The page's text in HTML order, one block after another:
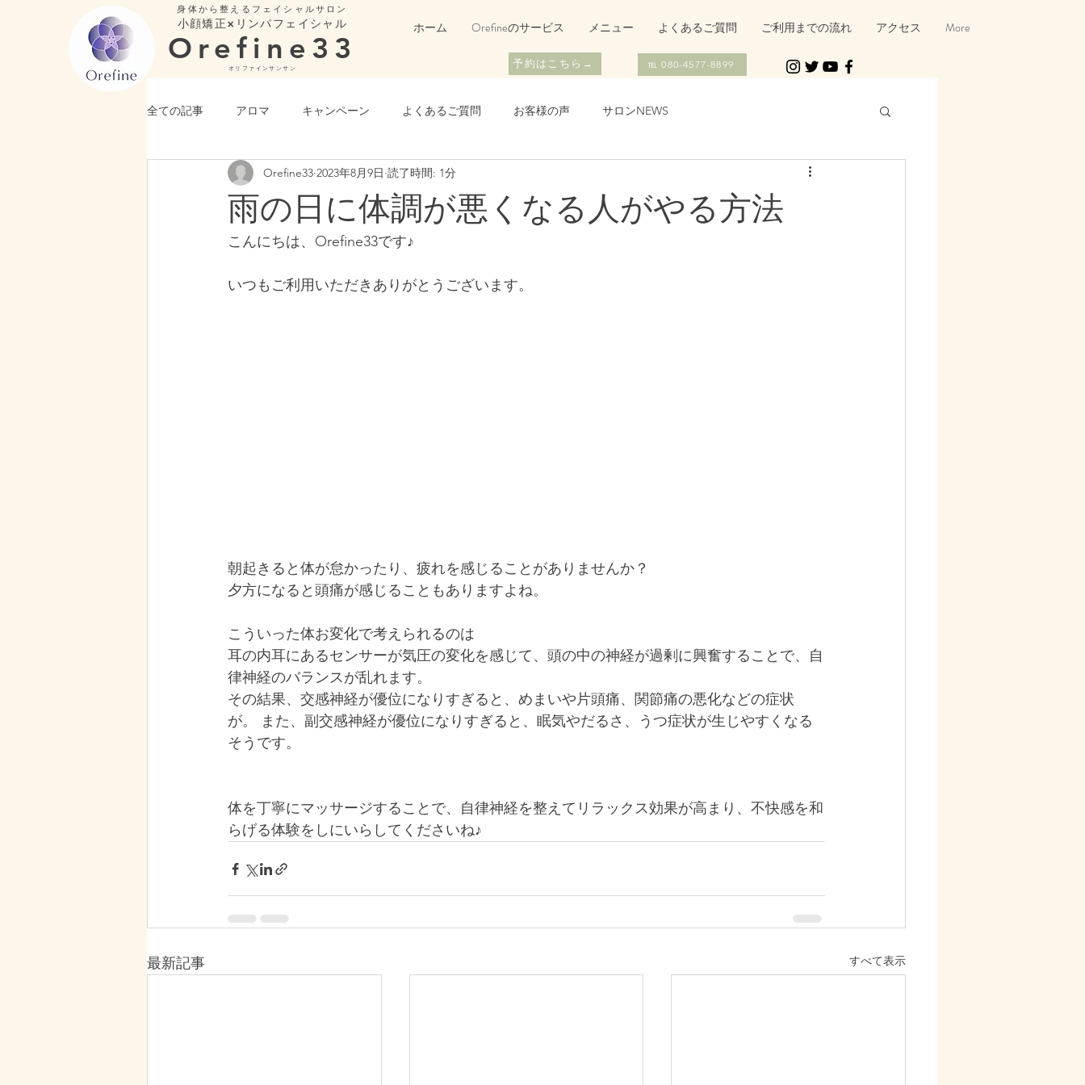
身体から整えるフェイシャルサロン
小顔矯正×リンパフェイシャル
Orefine33
​オリファインサンサン
ホーム Orefineのサービス メニュー よくあるご質問 ご利用までの流れ アクセス More
予約はこちら→ ℡ 080-4577-8899
全ての記事 アロマ キャンペーン よくあるご質問 お客様の声 サロンNEWS
雨の日に体調が悪くなる人がやる方法
Orefine33 2023年8月9日 読了時間: 1分
こんにちは、Orefine33です♪
いつもご利用いただきありがとうございます。
朝起きると体が怠かったり、疲れを感じることがありませんか？
夕方になると頭痛が感じることもありますよね。
こういった体お変化で考えられるのは
耳の内耳にあるセンサーが気圧の変化を感じて、頭の中の神経が過剰に興奮することで、自
律神経のバランスが乱れます。
その結果、交感神経が優位になりすぎると、めまいや片頭痛、関節痛の悪化などの症状
が。 また、副交感神経が優位になりすぎると、眠気やだるさ、うつ症状が生じやすくなる
そうです。
体を丁寧にマッサージすることで、自律神経を整えてリラックス効果が高まり、不快感を和
らげる体験をしにいらしてくださいね♪
最新記事 すべて表示